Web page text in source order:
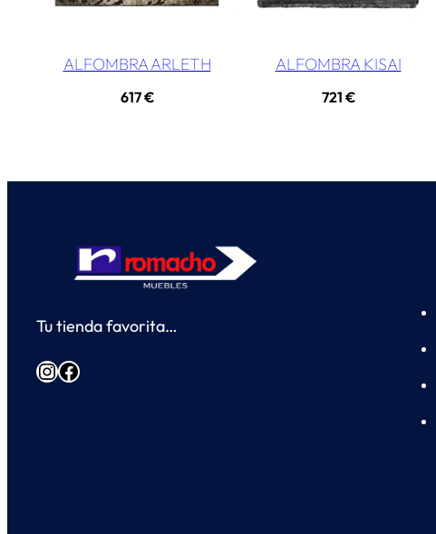
ALFOMBRA ARLETH
617€
ALFOMBRA KISAI
721 €
Tu tienda favorita…
InstagramFacebook